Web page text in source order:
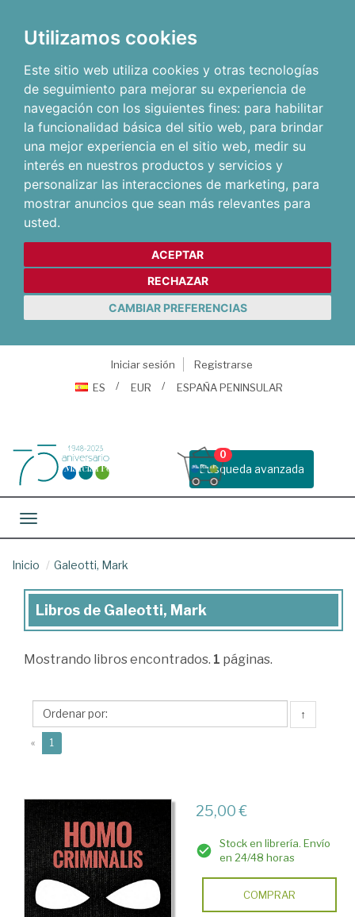
Utilizamos cookies
Este sitio web utiliza cookies y otras tecnologías
de seguimiento para mejorar su experiencia de
navegación con los siguientes fines: para habilitar
la funcionalidad básica del sitio web, para brindar
una mejor experiencia en el sitio web, medir su
interés en nuestros productos y servicios y
personalizar las interacciones de marketing, para
mostrar anuncios que sean más relevantes para
usted.
ACEPTAR
RECHAZAR
CAMBIAR PREFERENCIAS
Iniciar sesión
Registrarse
ES
EUR ESPAÑA PENINSULAR
Busqueda avanzada
0
Toggle navigation
Inicio Galeotti, Mark
Libros
Galeotti,
Libros de Galeotti, Mark
Mostrando libros encontrados. 1 páginas.
↑
« 1
25,00 €
Stock en librería. Envío
en 24/48 horas
COMPRAR